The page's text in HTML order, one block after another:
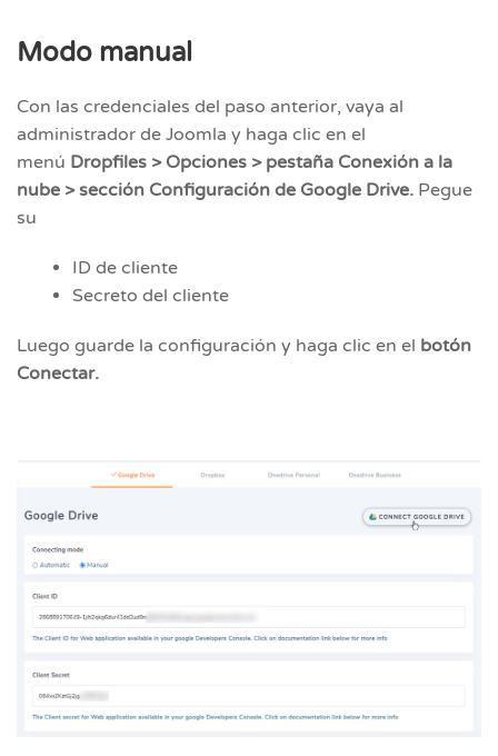
Modo manual
Con las credenciales del paso anterior, vaya al
administrador de Joomla y haga clic en el
menú Dropfiles > Opciones > pestaña Conexión a la
nube > sección Configuración de Google Drive. Pegue
su
ID de cliente
Secreto del cliente
Luego guarde la configuración y haga clic en el botón
Conectar.